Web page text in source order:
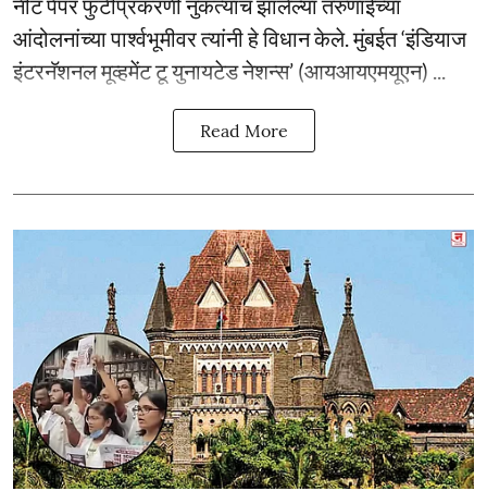
आंदोलनांच्या पार्श्वभूमीवर त्यांनी हे विधान केले. मुंबईत ‘इंडियाज
इंटरनॅशनल मूव्हमेंट टू युनायटेड नेशन्स’ (आयआयएमयूएन) ...
Read More